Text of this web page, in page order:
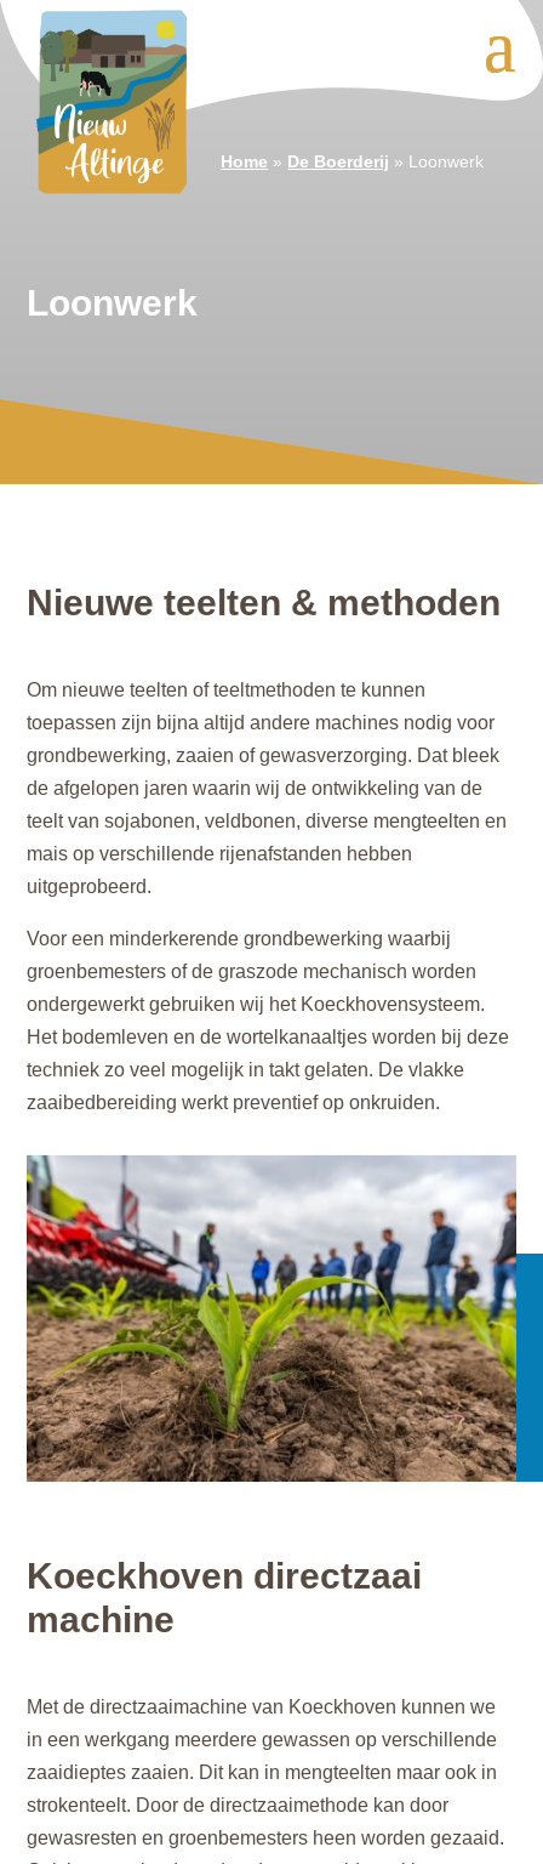
Home » De Boerderij » Loonwerk
Loonwerk
Nieuwe teelten & methoden
Om nieuwe teelten of teeltmethoden te kunnen
toepassen zijn bijna altijd andere machines nodig voor
grondbewerking, zaaien of gewasverzorging. Dat bleek
de afgelopen jaren waarin wij de ontwikkeling van de
teelt van sojabonen, veldbonen, diverse mengteelten en
mais op verschillende rijenafstanden hebben
uitgeprobeerd.
Voor een minderkerende grondbewerking waarbij
groenbemesters of de graszode mechanisch worden
ondergewerkt gebruiken wij het Koeckhovensysteem.
Het bodemleven en de wortelkanaaltjes worden bij deze
techniek zo veel mogelijk in takt gelaten. De vlakke
zaaibedbereiding werkt preventief op onkruiden.
Koeckhoven directzaai
machine
Met de directzaaimachine van Koeckhoven kunnen we
in een werkgang meerdere gewassen op verschillende
zaaidieptes zaaien. Dit kan in mengteelten maar ook in
strokenteelt. Door de directzaaimethode kan door
gewasresten en groenbemesters heen worden gezaaid.